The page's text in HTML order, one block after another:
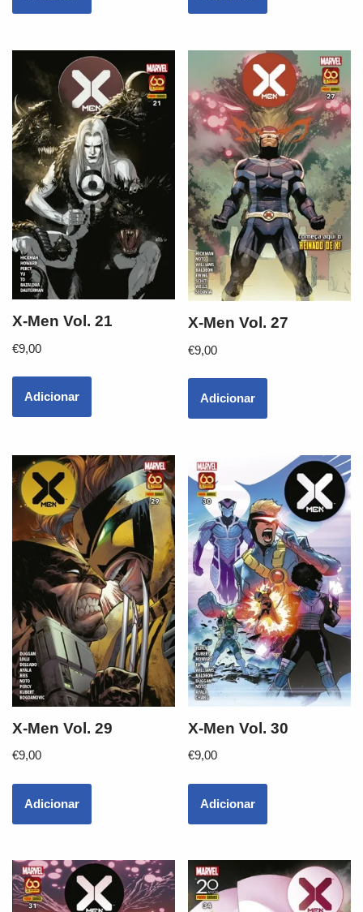
X-Men Vol. 21
€9,00
Adicionar
X-Men Vol. 27
€9,00
Adicionar
X-Men Vol. 29
€9,00
Adicionar
X-Men Vol. 30
€9,00
Adicionar